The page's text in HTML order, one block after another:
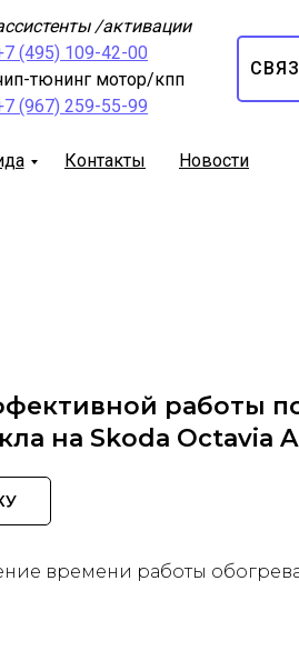
/активации
(495) 109-42-00
тюнинг мотор/кпп
(967) 259-55-99
Контакты Новости
работы
на Skoda Octavia
времени работы